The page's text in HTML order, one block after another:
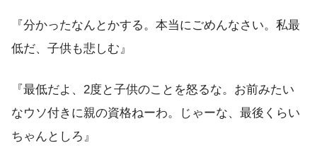
『分かったなんとかする。本当にごめんなさい。私最
低だ、子供も悲しむ』
『最低だよ、2度と子供のことを怒るな。お前みたい
なウソ付きに親の資格ねーわ。じゃーな、最後くらい
ちゃんとしろ』